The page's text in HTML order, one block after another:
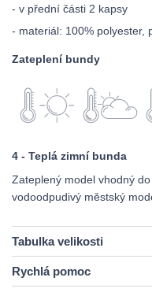
- v přední části 2 kapsy
- materiál: 100% polyester,
Zateplení bundy
4 - Teplá zimní bunda
Zateplený model vhodný
vodoodpudivý městský
Tabulka velikosti
Rychlá pomoc